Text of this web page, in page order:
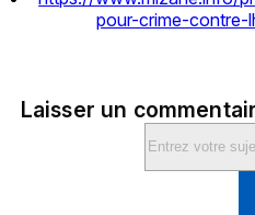
pour-crime-contre-
Laisser un